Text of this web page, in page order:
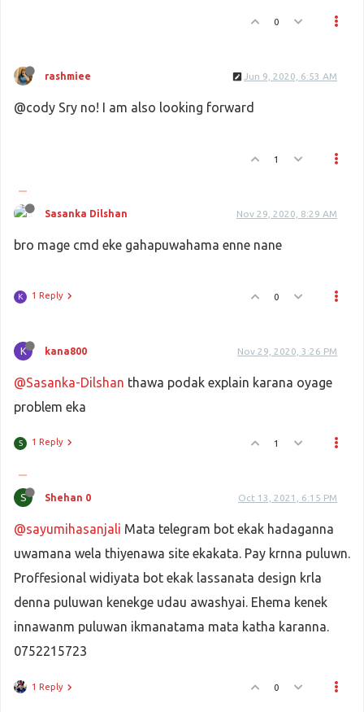
0
rashmiee Jun 9, 2020, 6:53 AM
@cody Sry no! I am also looking forward
1
Sasanka Dilshan Nov 29, 2020, 8:29 AM
bro mage cmd eke gahapuwahama enne nane
K 1 Reply 0
K kana800 Nov 29, 2020, 3:26 PM
@Sasanka-Dilshan thawa podak explain karana oyage
problem eka
S 1 Reply 1
S Shehan 0 Oct 13, 2021, 6:15 PM
@sayumihasanjali Mata telegram bot ekak hadaganna
uwamana wela thiyenawa site ekakata. Pay krnna puluwn.
Proffesional widiyata bot ekak lassanata design krla
denna puluwan kenekge udau awashyai. Ehema kenek
innawanm puluwan ikmanatama mata katha karanna.
0752215723
1 Reply 0